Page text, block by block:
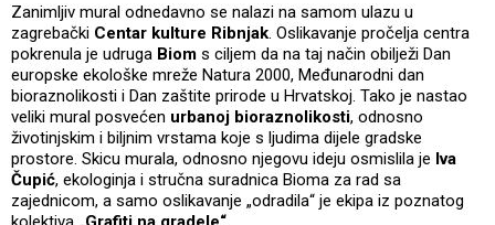
Zanimljiv mural odnedavno se nalazi na samom ulazu u
zagrebački Centar kulture Ribnjak. Oslikavanje pročelja centra
pokrenula je udruga Biom s ciljem da na taj način obilježi Dan
europske ekološke mreže Natura 2000, Međunarodni dan
bioraznolikosti i Dan zaštite prirode u Hrvatskoj. Tako je nastao
veliki mural posvećen urbanoj bioraznolikosti, odnosno
životinjskim i biljnim vrstama koje s ljudima dijele gradske
prostore. Skicu murala, odnosno njegovu ideju osmislila je Iva
Čupić, ekologinja i stručna suradnica Bioma za rad sa
zajednicom, a samo oslikavanje „odradila“ je ekipa iz poznatog